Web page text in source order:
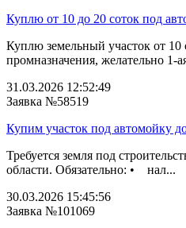
Куплю от 10 до 20 соток под
Куплю земельный участок от 10
промназначения, желательно 1-
31.03.2026 12:52:49
Заявка №58519
Купим участок под автомойку
Требуется земля под
области. Обязательно: • нал...
30.03.2026 15:45:56
Заявка №101069